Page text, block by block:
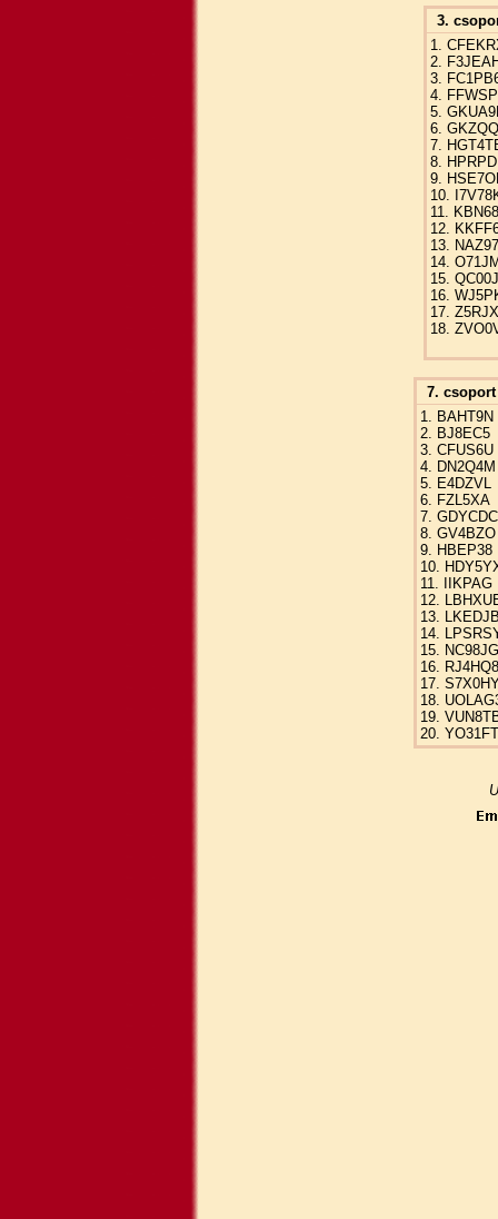
3.
1.
2.
3.
4.
5.
6.
7.
8.
9.
10.
11.
12.
13.
14.
15.
16.
17.
18.
7. csoport
1. BAHT9N
2. BJ8EC5
3. CFUS6U
4. DN2Q4M
5. E4DZVL
6. FZL5XA
7. GDYCDC
8. GV4BZO
9. HBEP38
10.
11. IIKPAG
12.
13.
14.
15. NC98JG
16. RJ4HQ8
17.
18.
19.
20. YO31FT